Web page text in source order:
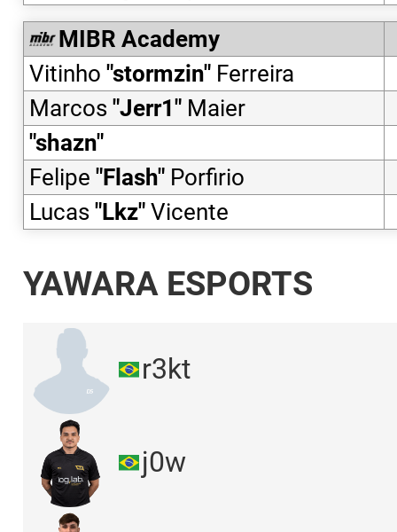
MIBR Academy
Vitinho "stormzin" Ferreira
Marcos "Jerr1" Maier
"shazn"
Felipe "Flash" Porfirio
Lucas "Lkz" Vicente
YAWARA ESPORTS
r3kt
j0w